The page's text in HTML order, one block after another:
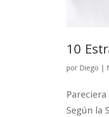
10
por Diego |
Según la